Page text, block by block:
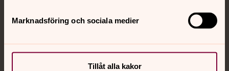
Marknadsföring och sociala medier
Tillåt alla kakor
Digitalt brev